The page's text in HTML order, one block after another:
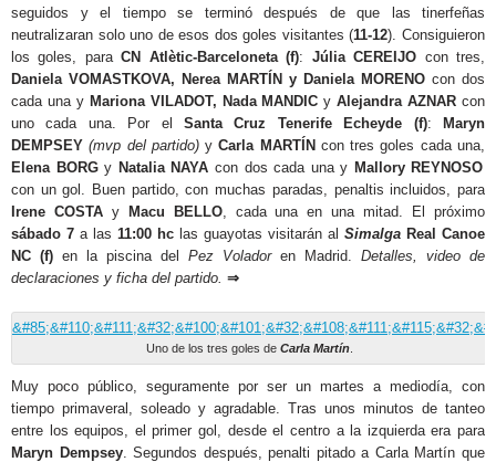
seguidos y el tiempo se terminó después de que las tinerfeñas
neutralizaran solo uno de esos dos goles visitantes (11-12). Consiguieron
los goles, paraCN Atlètic-Barceloneta (f): Júlia CEREIJO con tres,
Daniela VOMASTKOVA, Nerea MARTÍN y Daniela MORENO con dos
cada una y Mariona VILADOT, Nada MANDIC yAlejandra AZNAR con
uno cada una. Por el Santa Cruz Tenerife Echeyde (f):
Maryn
DEMPSEY(mvp del partido)y Carla MARTÍN con tres goles cada una,
Elena BORGy Natalia NAYA con dos cada una y Mallory REYNOSO
con un gol. Buen partido, con muchas paradas, penaltis incluidos, para
Irene COSTAy Macu BELLO, cada una en una mitad. El próximo
sábado 7 a las 11:00 hc las guayotas visitarán al Simalga Real Canoe
NC (f) en la piscina del Pez Voladoren Madrid. Detalles, video de
declaraciones y ficha del partido. ⇒
Uno de los tres goles de Carla Martín.
Muy poco público, seguramente por ser un martes a mediodía, con
tiempo primaveral, soleado y agradable. Tras unos minutos de tanteo
entre los equipos, el primer gol, desde el centro a la izquierda era para
Maryn Dempsey. Segundos después, penalti pitado a Carla Martín que